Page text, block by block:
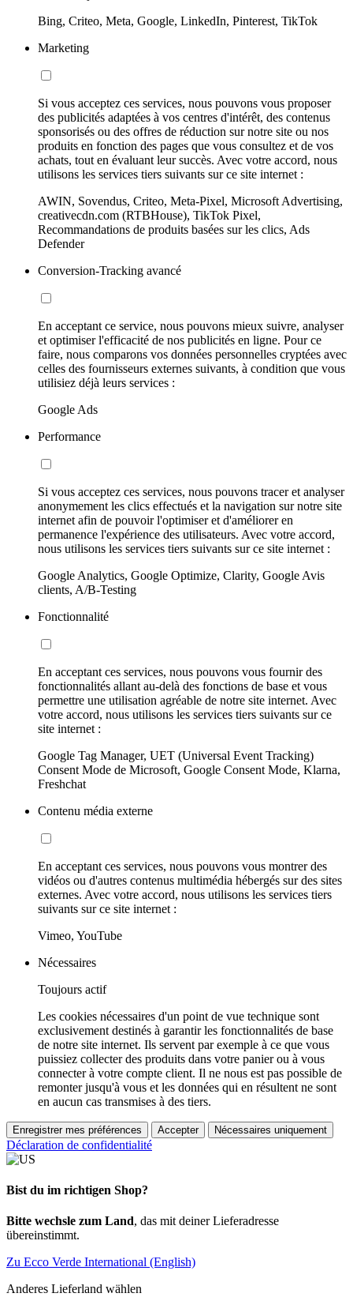
Bing, Criteo, Meta, Google, LinkedIn, Pinterest, TikTok
Marketing
Si vous acceptez ces services, nous pouvons vous proposer
des publicités adaptées à vos centres d'intérêt, des contenus
sponsorisés ou des offres de réduction sur notre site ou nos
produits en fonction des pages que vous consultez et de vos
achats, tout en évaluant leur succès. Avec votre accord, nous
utilisons les services tiers suivants sur ce site internet :
AWIN, Sovendus, Criteo, Meta-Pixel, Microsoft Advertising,
creativecdn.com (RTBHouse), TikTok Pixel,
Recommandations de produits basées sur les clics, Ads
Defender
Conversion-Tracking avancé
En acceptant ce service, nous pouvons mieux suivre, analyser
et optimiser l'efficacité de nos publicités en ligne. Pour ce
faire, nous comparons vos données personnelles cryptées avec
celles des fournisseurs externes suivants, à condition que vous
utilisiez déjà leurs services :
Google Ads
Performance
Si vous acceptez ces services, nous pouvons tracer et analyser
anonymement les clics effectués et la navigation sur notre site
internet afin de pouvoir l'optimiser et d'améliorer en
permanence l'expérience des utilisateurs. Avec votre accord,
nous utilisons les services tiers suivants sur ce site internet :
Google Analytics, Google Optimize, Clarity, Google Avis
clients, A/B-Testing
Fonctionnalité
En acceptant ces services, nous pouvons vous fournir des
fonctionnalités allant au-delà des fonctions de base et vous
permettre une utilisation agréable de notre site internet. Avec
votre accord, nous utilisons les services tiers suivants sur ce
site internet :
Google Tag Manager, UET (Universal Event Tracking)
Consent Mode de Microsoft, Google Consent Mode, Klarna,
Freshchat
Contenu média externe
En acceptant ces services, nous pouvons vous montrer des
vidéos ou d'autres contenus multimédia hébergés sur des sites
externes. Avec votre accord, nous utilisons les services tiers
suivants sur ce site internet :
Vimeo, YouTube
Nécessaires
Toujours actif
Les cookies nécessaires d'un point de vue technique sont
exclusivement destinés à garantir les fonctionnalités de base
de notre site internet. Ils servent par exemple à ce que vous
puissiez collecter des produits dans votre panier ou à vous
connecter à votre compte client. Il ne nous est pas possible de
remonter jusqu'à vous et les données qui en résultent ne sont
en aucun cas transmises à des tiers.
Enregistrer mes préférences Accepter Nécessaires uniquement
Déclaration de confidentialité
Bist du im richtigen Shop?
Bitte wechsle zum Land, das mit deiner Lieferadresse
übereinstimmt.
Zu Ecco Verde International (English)
Anderes Lieferland wählen